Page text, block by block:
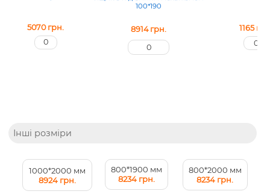
5070 грн.
100*190
8914 грн. 1165
Інші розміри
1000*2000 мм
8924 грн.
800*1900 мм
8234 грн.
800*2000 мм
8234 грн.